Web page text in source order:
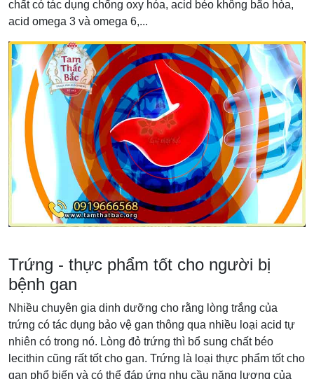
chất có tác dụng chống oxy hóa, acid béo không bão hòa,
acid omega 3 và omega 6,...
Trứng - thực phẩm tốt cho người bị
bệnh gan
Nhiều chuyên gia dinh dưỡng cho rằng lòng trắng của
trứng có tác dụng bảo vệ gan thông qua nhiều loại acid tự
nhiên có trong nó. Lòng đỏ trứng thì bổ sung chất béo
lecithin cũng rất tốt cho gan. Trứng là loại thực phẩm tốt cho
gan phổ biến và có thể đáp ứng nhu cầu năng lượng của